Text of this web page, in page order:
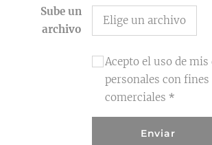
Sube un
archivo
Elige un archivo
Acepto el uso de mis
personales con fines
comerciales
Enviar